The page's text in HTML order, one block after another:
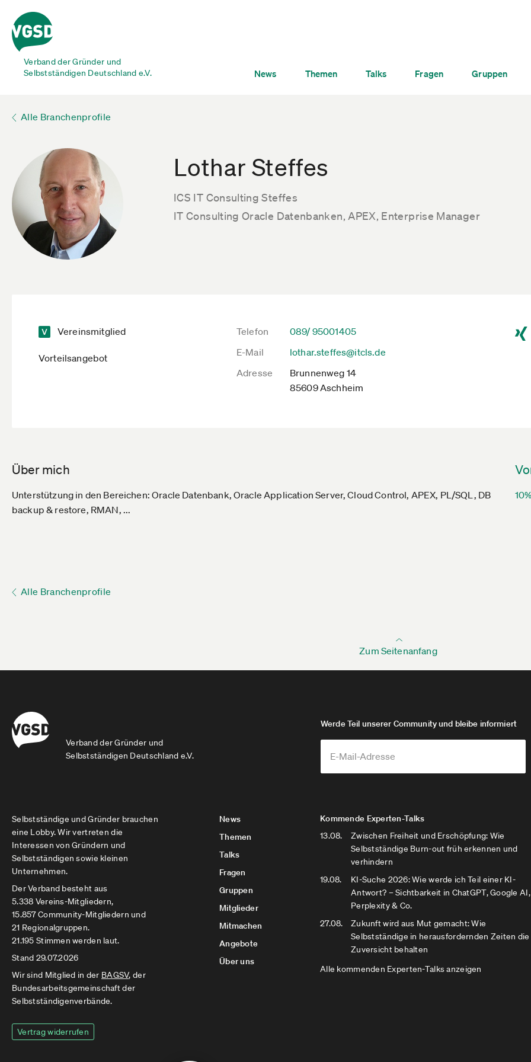
Verband der Gründer und
Selbstständigen Deutschland e.V.
News Themen Talks Fragen Gruppen
Alle Branchenprofile
Lothar Steffes
ICS IT Consulting Steffes
IT Consulting Oracle Datenbanken, APEX, Enterprise Manager
Vereinsmitglied
Vorteilsangebot
Telefon
089/ 95001405
E-Mail
lothar.steffes@itcls.de
Adresse
Brunnenweg 14
85609 Aschheim
Über mich
Unterstützung in den Bereichen: Oracle Datenbank, Oracle Application Server, Cloud Control, APEX, PL/SQL, DB
backup & restore, RMAN, ...
Alle Branchenprofile
Zum Seitenanfang
Verband der Gründer und
Selbstständigen Deutschland e.V.
Werde Teil unserer Community und bleibe informiert
Selbstständige und Gründer brauchen
eine Lobby. Wir vertreten die
Interessen von Gründern und
Selbstständigen sowie kleinen
Unternehmen.
Der Verband besteht aus
5.338 Vereins-Mitgliedern,
15.857 Community-Mitgliedern und
21 Regionalgruppen.
21.195 Stimmen werden laut.
Stand 29.07.2026
Wir sind Mitglied in der BAGSV, der
Bundesarbeitsgemeinschaft der
Selbstständigenverbände.
Vertrag widerrufen
News
Themen
Talks
Fragen
Gruppen
Mitglieder
Mitmachen
Angebote
Über uns
Kommende Experten-Talks
13.08.
Zwischen Freiheit und Erschöpfung: Wie
Selbstständige Burn-out früh erkennen und
verhindern
19.08.
KI-Suche 2026: Wie werde ich Teil einer KI-
Antwort? – Sichtbarkeit in ChatGPT, Google AI,
Perplexity & Co.
27.08.
Zukunft wird aus Mut gemacht: Wie
Selbstständige in herausfordernden Zeiten die
Zuversicht behalten
Alle kommenden Experten-Talks anzeigen